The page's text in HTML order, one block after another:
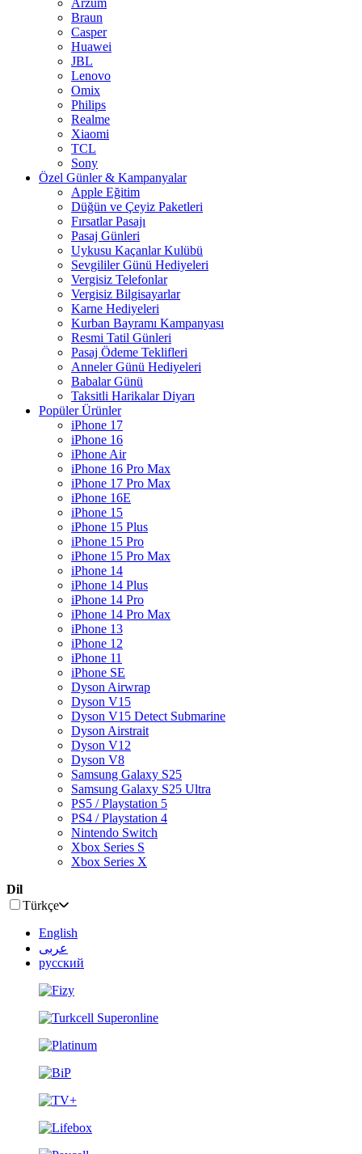
Arzum
Braun
Casper
Huawei
JBL
Lenovo
Omix
Philips
Realme
Xiaomi
TCL
Sony
Özel Günler & Kampanyalar
Apple Eğitim
Düğün ve Çeyiz Paketleri
Fırsatlar Pasajı
Pasaj Günleri
Uykusu Kaçanlar Kulübü
Sevgililer Günü Hediyeleri
Vergisiz Telefonlar
Vergisiz Bilgisayarlar
Karne Hediyeleri
Kurban Bayramı Kampanyası
Resmi Tatil Günleri
Pasaj Ödeme Teklifleri
Anneler Günü Hediyeleri
Babalar Günü
Taksitli Harikalar Diyarı
Popüler Ürünler
iPhone 17
iPhone 16
iPhone Air
iPhone 16 Pro Max
iPhone 17 Pro Max
iPhone 16E
iPhone 15
iPhone 15 Plus
iPhone 15 Pro
iPhone 15 Pro Max
iPhone 14
iPhone 14 Plus
iPhone 14 Pro
iPhone 14 Pro Max
iPhone 13
iPhone 12
iPhone 11
iPhone SE
Dyson Airwrap
Dyson V15
Dyson V15 Detect Submarine
Dyson Airstrait
Dyson V12
Dyson V8
Samsung Galaxy S25
Samsung Galaxy S25 Ultra
PS5 / Playstation 5
PS4 / Playstation 4
Nintendo Switch
Xbox Series S
Xbox Series X
Dil
Türkçe
English
عربى
русский